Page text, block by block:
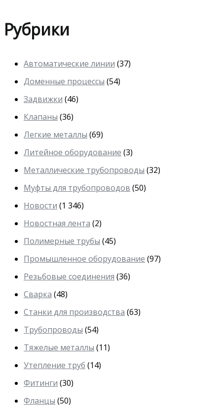
Рубрики
Автоматические линии (37)
Доменные процессы (54)
Задвижки (46)
Клапаны (36)
Легкие металлы (69)
Литейное оборудование (3)
Металлические трубопроводы (32)
Муфты для трубопроводов (50)
Новости (1 346)
Новостная лента (2)
Полимерные трубы (45)
Промышленное оборудование (97)
Резьбовые соединения (36)
Сварка (48)
Станки для производства (63)
Трубопроводы (54)
Тяжелые металлы (11)
Утепление труб (14)
Фитинги (30)
Фланцы (50)